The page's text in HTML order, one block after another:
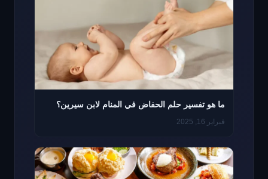
ما هو تفسير حلم الحفاض في المنام لابن سيرين؟
فبراير 16, 2025